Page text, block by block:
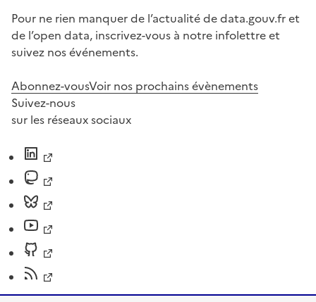
Pour ne rien manquer de l’actualité de data.gouv.fr et
de l’open data, inscrivez-vous à notre infolettre et
suivez nos événements.
Abonnez-vousVoir nos prochains évènements
Suivez-nous
sur les réseaux sociaux